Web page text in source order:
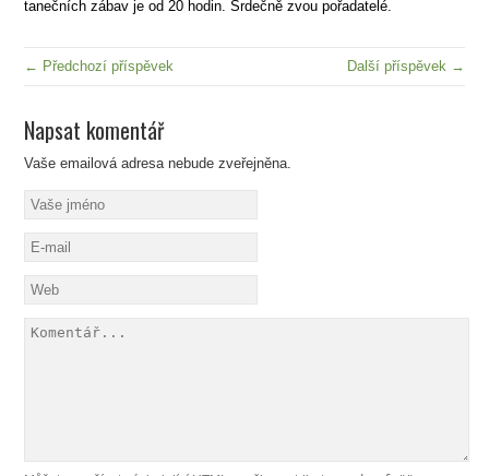
tanečních zábav je od 20 hodin. Srdečně zvou pořadatelé.
← Předchozí příspěvek Další příspěvek →
Napsat komentář
Vaše emailová adresa nebude zveřejněna.